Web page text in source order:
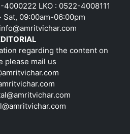
4000222 LKO : 0522-4008111
09:00am-06:00pm
info@amritvichar.com
regarding the content on
please mail us